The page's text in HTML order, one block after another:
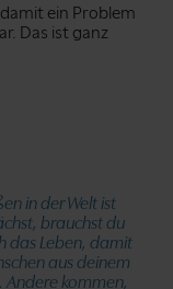
ein Problem
Das ist ganz
in der Welt ist
brauchst du
das Leben, damit
aus deinem
Andere kommen,